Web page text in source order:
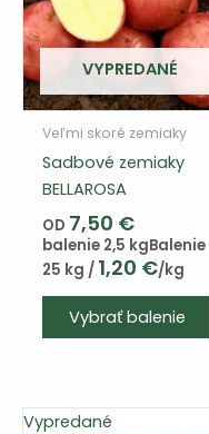
VYPREDANÉ
Veľmi skoré zemiaky
Sadbové zemiaky
BELLAROSA
OD 7,50 €
balenie 2,5 kgBalenie
25 kg / 1,20 €/kg
Vybrať balenie
Vypredané